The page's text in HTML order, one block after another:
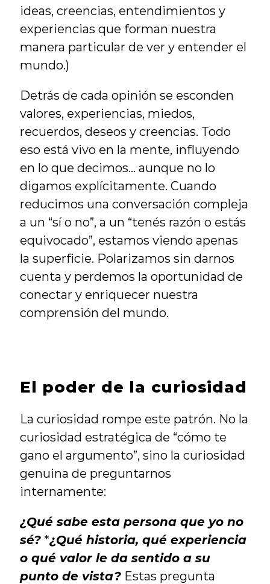
ideas, creencias, entendimientos y
experiencias que forman nuestra
manera particular de ver y entender el
mundo.)
Detrás de cada opinión se esconden
valores, experiencias, miedos,
recuerdos, deseos y creencias. Todo
eso está vivo en la mente, influyendo
en lo que decimos… aunque no lo
digamos explícitamente. Cuando
reducimos una conversación compleja
a un “sí o no”, a un “tenés razón o estás
equivocado”, estamos viendo apenas
la superficie. Polarizamos sin darnos
cuenta y perdemos la oportunidad de
conectar y enriquecer nuestra
comprensión del mundo.
El poder de la curiosidad
La curiosidad rompe este patrón. No la
curiosidad estratégica de “cómo te
gano el argumento”, sino la curiosidad
genuina de preguntarnos
internamente:
¿Qué sabe esta persona que yo no
sé? *¿Qué historia, qué experiencia
o qué valor le da sentido a su
punto de vista? Estas pregunta